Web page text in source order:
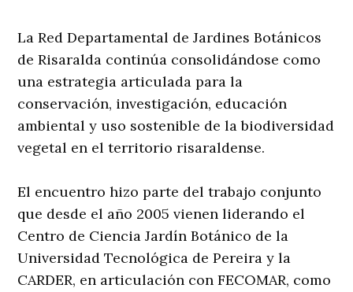
La Red Departamental de Jardines Botánicos
de Risaralda continúa consolidándose como
una estrategia articulada para la
conservación, investigación, educación
ambiental y uso sostenible de la biodiversidad
vegetal en el territorio risaraldense.
El encuentro hizo parte del trabajo conjunto
que desde el año 2005 vienen liderando el
Centro de Ciencia Jardín Botánico de la
Universidad Tecnológica de Pereira y la
CARDER, en articulación con FECOMAR, como